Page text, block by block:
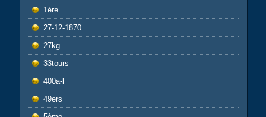
1ère
27-12-1870
27kg
33tours
400a-l
49ers